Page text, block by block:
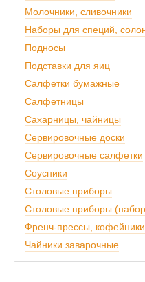
Молочники, сливочники
Наборы для специй,
Подносы
Подставки для яиц
Салфетки бумажные
Салфетницы
Сахарницы, чайницы
Сервировочные доски
Сервировочные салфетки
Соусники
Столовые приборы
Столовые приборы
Френч-прессы, кофейники
Чайники заварочные